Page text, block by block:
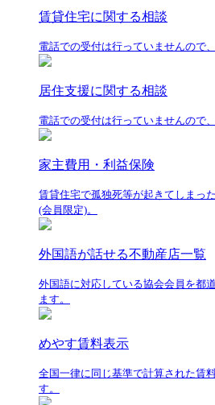
賃貸住宅に関する相談
電話での受付は行っていませんので
居住支援に関する相談
電話での受付は行っていませんので
家主費用・利益保険
賃貸住宅で孤独死等が起きてしまっ
(会員限定)。
外国語が話せる不動産店一覧
外国語に対応している協会会員を都
ます。
めやす賃料表示
全国一律に同じ基準で計算された賃
す。